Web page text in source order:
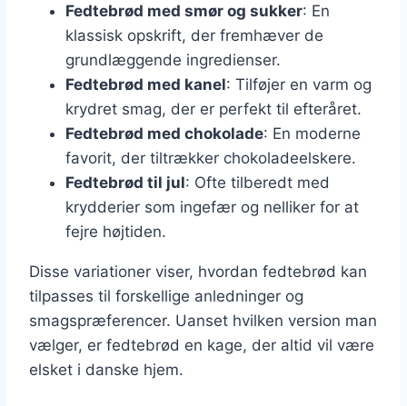
Fedtebrød med smør og sukker: En
klassisk opskrift, der fremhæver de
grundlæggende ingredienser.
Fedtebrød med kanel: Tilføjer en varm og
krydret smag, der er perfekt til efteråret.
Fedtebrød med chokolade: En moderne
favorit, der tiltrækker chokoladeelskere.
Fedtebrød til jul: Ofte tilberedt med
krydderier som ingefær og nelliker for at
fejre højtiden.
Disse variationer viser, hvordan fedtebrød kan
tilpasses til forskellige anledninger og
smagspræferencer. Uanset hvilken version man
vælger, er fedtebrød en kage, der altid vil være
elsket i danske hjem.